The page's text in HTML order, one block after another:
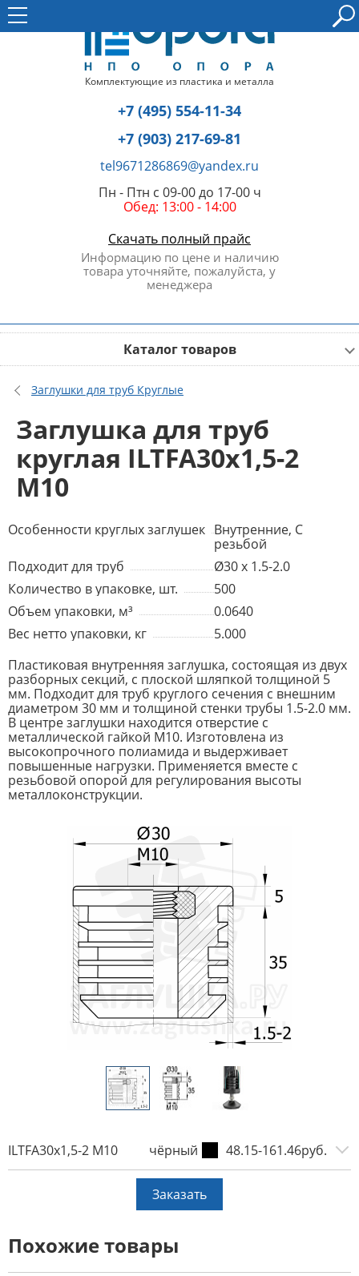
Комплектующие из пластика и металла
+7 (495) 554-11-34
+7 (903) 217-69-81
tel9671286869@yandex.ru
Пн - Птн с 09-00 до 17-00 ч
Обед: 13:00 - 14:00
Скачать полный прайс
Информацию по цене и наличию
товара уточняйте, пожалуйста, у
менеджера
Каталог товаров
Заглушки для труб Круглые
Заглушка для труб
круглая ILTFA30x1,5-2
M10
Особенности круглых заглушек Внутренние, С
резьбой
Подходит для труб
Ø30 x 1.5-2.0
Количество в упаковке, шт.
500
Объем упаковки, м³
0.0640
Вес нетто упаковки, кг
5.000
Пластиковая внутренняя заглушка, состоящая из двух
разборных секций, с плоской шляпкой толщиной 5
мм. Подходит для труб круглого сечения с внешним
диаметром 30 мм и толщиной стенки трубы 1.5-2.0 мм.
В центре заглушки находится отверстие с
металлической гайкой М10. Изготовлена из
высокопрочного полиамида и выдерживает
повышенные нагрузки. Применяется вместе с
резьбовой опорой для регулирования высоты
металлоконструкции.
ILTFA30x1,5-2 M10 чёрный 48.15-161.46руб.
Заказать
Похожие товары